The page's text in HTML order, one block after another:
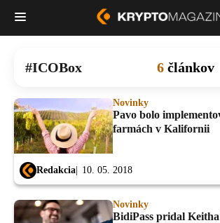
ICOBox 6 článkov
Novinky
Pavo bolo
farmách v Kalifornii
Redakcia 10. 05. 2018
Novinky
BidiPass pridal